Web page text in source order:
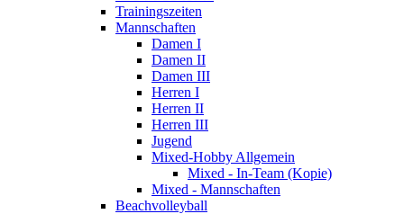
Trainingszeiten
Mannschaften
Damen I
Damen II
Damen III
Herren I
Herren II
Herren III
Jugend
Mixed-Hobby Allgemein
Mixed - In-Team (Kopie)
Mixed - Mannschaften
Beachvolleyball